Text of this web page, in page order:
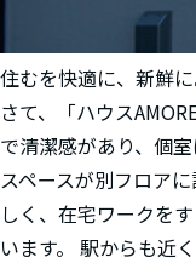
住むを快適に、新鮮に
さて、「ハウス
で清潔感があり、個
スペースが別フロア
しく、在宅ワークを
います。 駅からも近